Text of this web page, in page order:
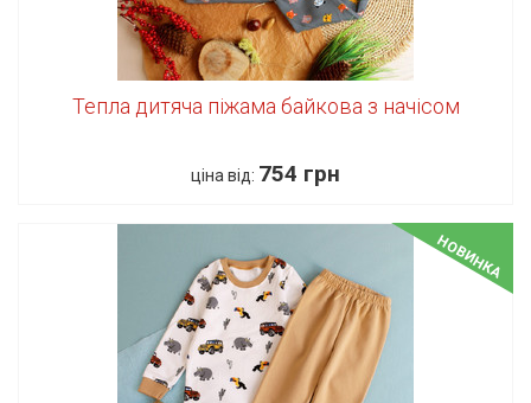
Тепла дитяча піжама байкова з начісом
ціна від: 754 грн
НОВИНКА